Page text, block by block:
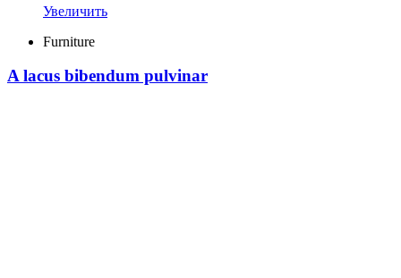
Увеличить
Furniture
A lacus bibendum pulvinar